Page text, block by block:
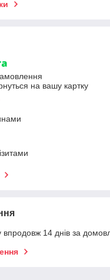
на вашу картку
14 днів за